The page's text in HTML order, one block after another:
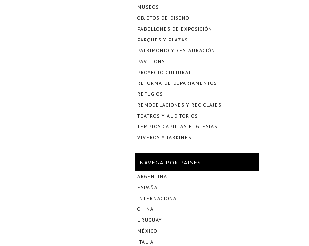
MUSEOS
OBJETOS DE DISEÑO
PABELLONES DE EXPOSICIÓN
PARQUES Y PLAZAS
PATRIMONIO Y RESTAURACIÓN
PAVILIONS
PROYECTO CULTURAL
REFORMA DE DEPARTAMENTOS
REFUGIOS
REMODELACIONES Y RECICLAJES
TEATROS Y AUDITORIOS
TEMPLOS CAPILLAS E IGLESIAS
VIVEROS Y JARDINES
NAVEGÁ POR PAÍSES
ARGENTINA
ESPAÑA
INTERNACIONAL
CHINA
URUGUAY
MÉXICO
ITALIA